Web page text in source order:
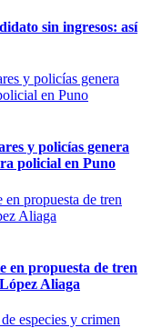
sin ingresos: así
y policías genera
policial en Puno
en propuesta de tren
Aliaga